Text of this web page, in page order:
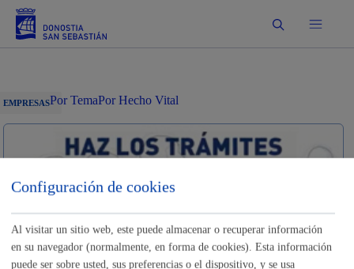
Buscar
EMPRESASPor TemaPor Hecho Vital
Identificación electrónica B@kQ
Trámites
Configuración de cookies
Al visitar un sitio web, este puede almacenar o recuperar información
en su navegador (normalmente, en forma de cookies). Esta información
puede ser sobre usted, sus preferencias o el dispositivo, y se usa